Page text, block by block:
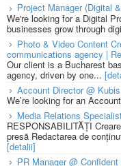
Project Manager (Digital
We're looking for a Digital
businesses grow through
Photo & Video Content
communications agency |
Our client is a Bucharest
agency, driven by one...
Account Director @
We’re looking for an
Media Relations
RESPONSABILITĂȚI
presă Redactarea de
[detalii]
PR Manager @